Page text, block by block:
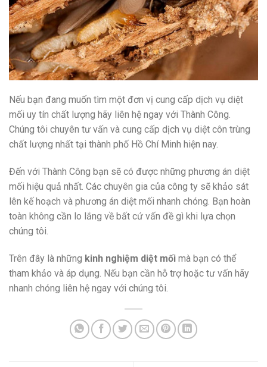
Nếu bạn đang muốn tìm một đơn vị cung cấp dịch vụ diệt
mối uy tín chất lượng hãy liên hệ ngay với Thành Công.
Chúng tôi chuyên tư vấn và cung cấp dịch vụ diệt côn trùng
chất lượng nhất tại thành phố Hồ Chí Minh hiện nay.
Đến với Thành Công bạn sẽ có được những phương án diệt
mối hiệu quả nhất. Các chuyên gia của công ty sẽ khảo sát
lên kế hoạch và phương án diệt mối nhanh chóng. Bạn hoàn
toàn không cần lo lắng về bất cứ vấn đề gì khi lựa chọn
chúng tôi.
Trên đây là những kinh nghiệm diệt mối mà bạn có thể
tham khảo và áp dụng. Nếu bạn cần hỗ trợ hoặc tư vấn hãy
nhanh chóng liên hệ ngay với chúng tôi.